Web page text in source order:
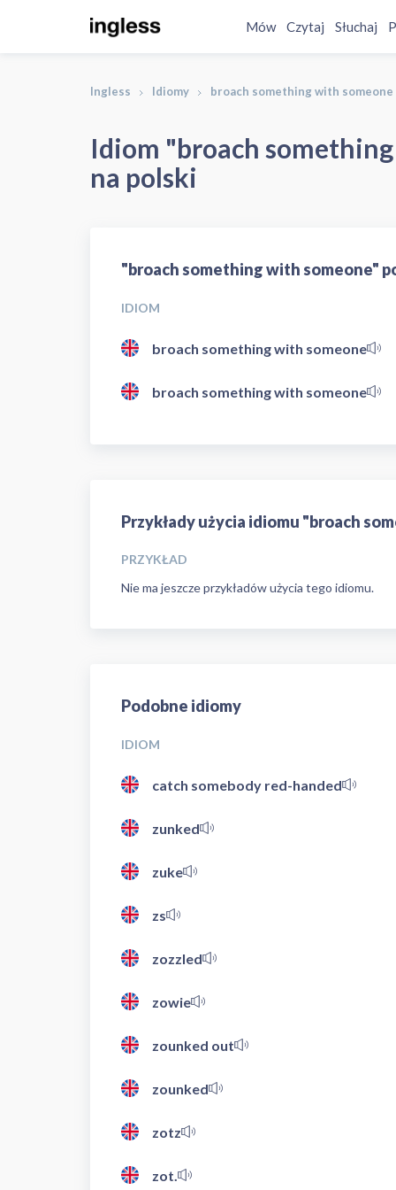
Mów Czytaj Słuchaj
Ingless Idiomy broach something with someone
Idiom "broach
na polski
"broach something with someone"
IDIOM
broach something with someone
broach something with someone
Przykłady użycia idiomu "broach
PRZYKŁAD
Nie ma jeszcze przykładów użycia tego idiomu.
Podobne idiomy
IDIOM
catch somebody red-handed
zunked
zuke
zs
zozzled
zowie
zounked out
zounked
zotz
zot.